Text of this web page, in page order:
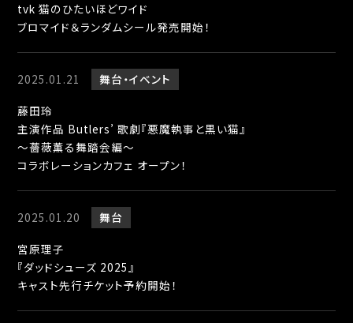
tvk 猫のひたいほどワイド
ブロマイド＆ランダムシール発売開始！
2025.01.21 舞台 イベント
藤田玲
主演作品 Butlers’ 歌劇『悪魔執事と黒い猫』
～薔薇薫る舞踏会編～
コラボレーションカフェ オープン！
2025.01.20
舞台
宮原理子
『ダッドシューズ 2025』
キャスト先行チケット予約開始！